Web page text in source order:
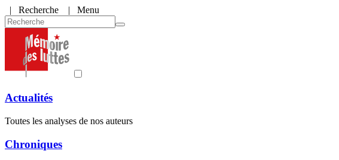
| Recherche | Menu
Actualités
Toutes les analyses de nos auteurs
Chroniques